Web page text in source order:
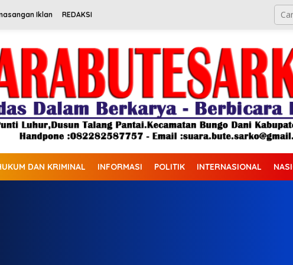
Iklan REDAKSI
DAN KRIMINAL INFORMASI POLITIK INTERNASIONAL